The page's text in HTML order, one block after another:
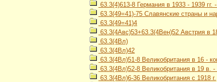
63.3(4)613-8 Германия в 1933 - 1939 гг.
63.3(49=41)-75 Славянские страны и
63.3(49=41)4
63.3(4Авс)53+63.3(4Вен)52 Австрия в
63.3(4Вл)
63.3(4Вл)42
63.3(4Вл)51-8 Великобритания в 16 -
63.3(4Вл)52-8 Великобритания в 19 в. -
63.3(4Вл)6-36 Великобритания с 1918 г.